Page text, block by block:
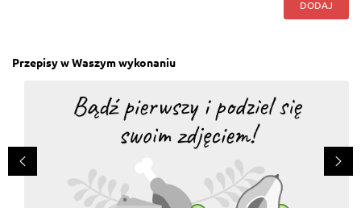
DODAJ
Przepisy w Waszym wykonaniu